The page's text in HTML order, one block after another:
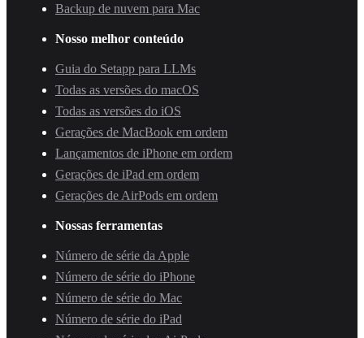
Backup de nuvem para Mac
Nosso melhor conteúdo
Guia do Setapp para LLMs
Todas as versões do macOS
Todas as versões do iOS
Gerações de MacBook em ordem
Lançamentos de iPhone em ordem
Gerações de iPad em ordem
Gerações de AirPods em ordem
Nossas ferramentas
Número de série da Apple
Número de série do iPhone
Número de série do Mac
Número de série do iPad